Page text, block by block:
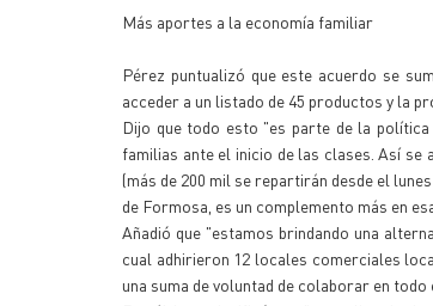
Más aportes a la economía familiar
Pérez puntualizó que este acuerdo se
acceder a un listado de 45 productos y la
Dijo que todo esto "es parte de la
familias ante el inicio de las clases. Así
(más de 200 mil se repartirán desde el
de Formosa, es un complemento más en
Añadió que "estamos brindando una
cual adhirieron 12 locales comerciales
una suma de voluntad de colaborar en todo